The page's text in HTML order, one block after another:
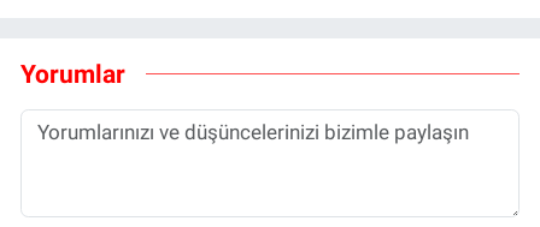
Yorumlar